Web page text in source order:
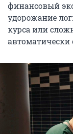
финансовый
удорожание
курса или
автоматически